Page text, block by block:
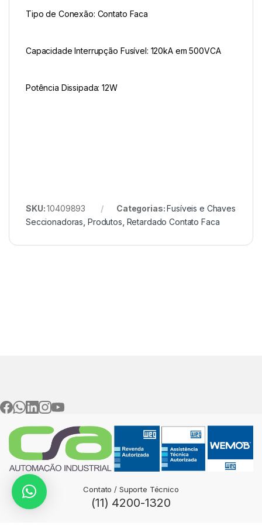
Tipo de Conexão: Contato Faca
Capacidade Interrupção Fusível: 120kA em 500VCA
Potência Dissipada: 12W
SKU:10409893 Categorias:Fusíveis e Chaves
Seccionadoras Produtos Retardado Contato Faca
Contato / Suporte Técnico
(11) 4200-1320